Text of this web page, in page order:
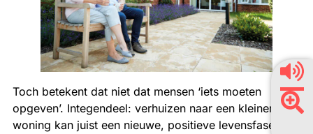
Toch betekent dat niet dat mensen ‘iets moeten
opgeven’. Integendeel: verhuizen naar een kleinere
woning kan juist een nieuwe, positieve levensfase